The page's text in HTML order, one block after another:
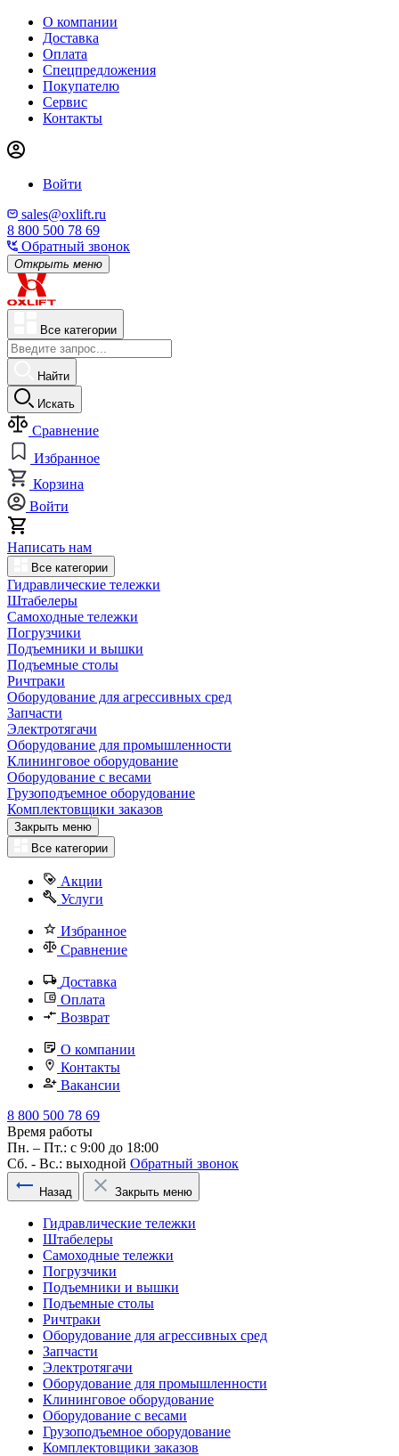
О компании
Доставка
Оплата
Спецпредложения
Покупателю
Сервис
Контакты
Войти
sales@oxlift.ru
8 800 500 78 69
Обратный звонок
Открыть меню
Все категории
Найти
Искать
Сравнение
Избранное
Корзина
Войти
Написать нам
Все категории
Гидравлические тележки
Штабелеры
Самоходные тележки
Погрузчики
Подъемники и вышки
Подъемные столы
Ричтраки
Оборудование для агрессивных сред
Запчасти
Электротягачи
Оборудование для промышленности
Клининговое оборудование
Оборудование с весами
Грузоподъемное оборудование
Комплектовщики заказов
Закрыть меню
Все категории
Акции
Услуги
Избранное
Сравнение
Доставка
Оплата
Возврат
О компании
Контакты
Вакансии
8 800 500 78 69
Время работы
Пн. – Пт.: с 9:00 до 18:00
Сб. - Вс.: выходной Обратный звонок
Назад Закрыть меню
Гидравлические тележки
Штабелеры
Самоходные тележки
Погрузчики
Подъемники и вышки
Подъемные столы
Ричтраки
Оборудование для агрессивных сред
Запчасти
Электротягачи
Оборудование для промышленности
Клининговое оборудование
Оборудование с весами
Грузоподъемное оборудование
Комплектовщики заказов